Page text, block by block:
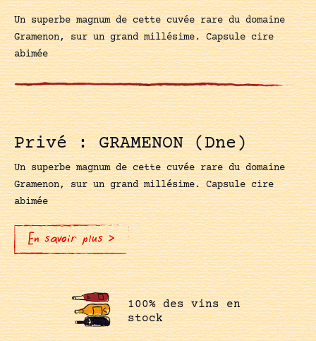
Un superbe magnum de cette cuvée rare du domaine
Gramenon, sur un grand millésime. Capsule cire
abimée
Privé : GRAMENON (Dne)
Un superbe magnum de cette cuvée rare du domaine
Gramenon, sur un grand millésime. Capsule cire
abimée
En savoir plus >
100% des vins en
stock